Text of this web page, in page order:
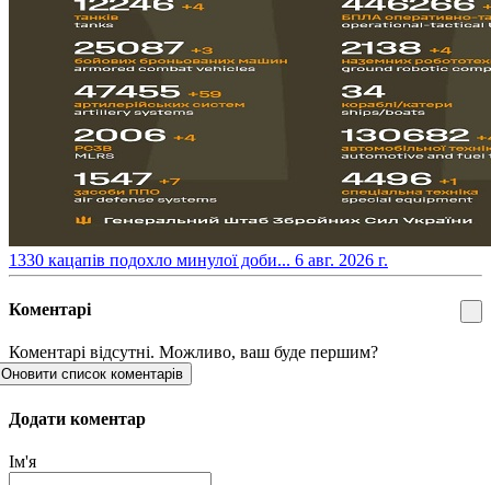
​1330 кацапів подохло минулої доби... 6 авг. 2026 г.
Коментарі
Коментарі відсутні. Можливо, ваш буде першим?
Оновити список коментарів
Додати коментар
Ім'я